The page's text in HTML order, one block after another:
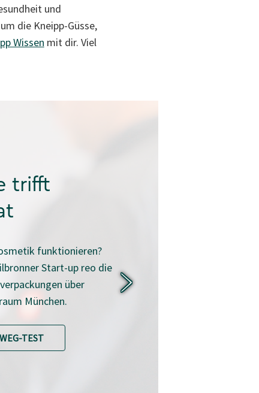
und
die Kneipp-Güsse,
Wissen mit dir. Viel
trifft
funktionieren?
Start-up reo die
über
München.
TEST